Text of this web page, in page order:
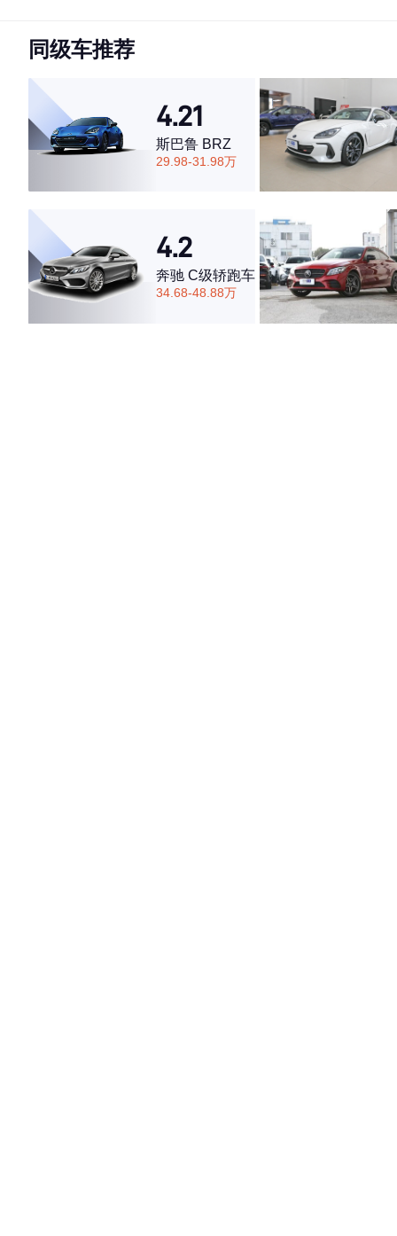
·空间表现较为优秀，优于67%同级车
同级车推荐
4.21
斯巴鲁 BRZ
29.98-31.98万
4.2
奔驰 C级轿跑车
34.68-48.88万